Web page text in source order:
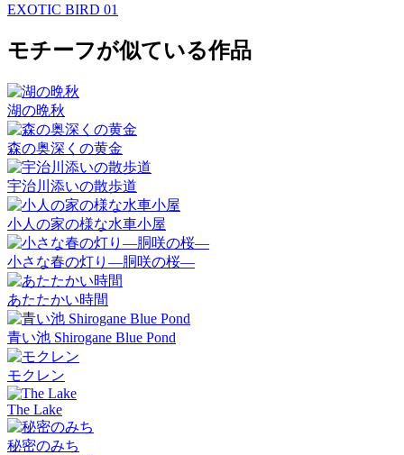
EXOTIC BIRD 01
モチーフが似ている作品
湖の晩秋
森の奥深くの黄金
宇治川添いの散歩道
小人の家の様な水車小屋
小さな春の灯り―胴咲の桜―
あたたかい時間
青い池 Shirogane Blue Pond
モクレン
The Lake
秘密のみち